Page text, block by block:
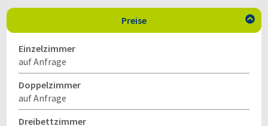
Preise 
Einzelzimmer
auf Anfrage
Doppelzimmer
auf Anfrage
Dreibettzimmer